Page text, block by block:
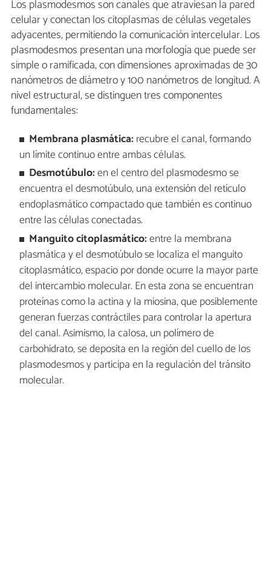
Los plasmodesmos son canales que atraviesan la pared
celular y conectan los citoplasmas de células vegetales
adyacentes, permitiendo la comunicación intercelular. Los
plasmodesmos presentan una morfología que puede ser
simple o ramificada, con dimensiones aproximadas de 30
nanómetros de diámetro y 100 nanómetros de longitud. A
nivel estructural, se distinguen tres componentes
fundamentales:
Membrana plasmática: recubre el canal, formando
un límite continuo entre ambas células.
Desmotúbulo:en el centro del plasmodesmo se
encuentra el desmotúbulo, una extensión del retículo
endoplasmático compactado que también es continuo
entre las células conectadas.
Manguito citoplasmático:entre la membrana
plasmática y el desmotúbulo se localiza el manguito
citoplasmático, espacio por donde ocurre la mayor parte
del intercambio molecular. En esta zona se encuentran
proteínas como la actina y la miosina, que posiblemente
generan fuerzas contráctiles para controlar la apertura
del canal. Asimismo, la calosa, un polímero de
carbohidrato, se deposita en la región del cuello de los
plasmodesmos y participa en la regulación del tránsito
molecular.